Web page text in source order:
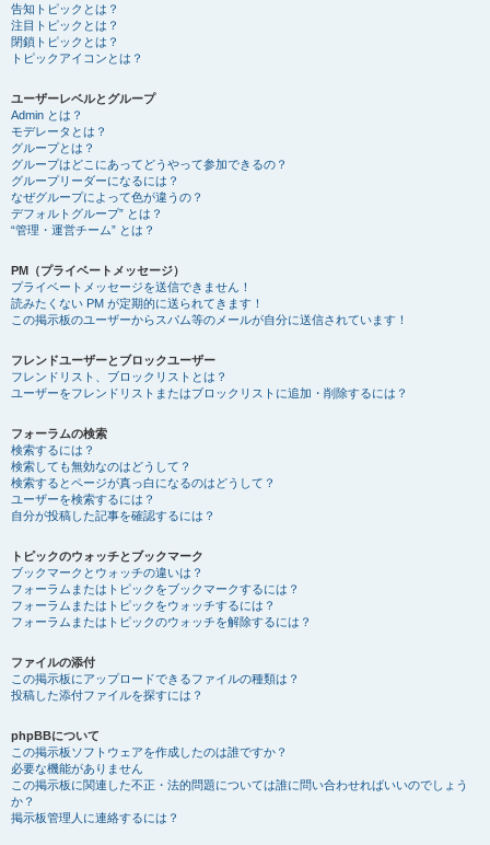
告知トピックとは？
注目トピックとは？
閉鎖トピックとは？
トピックアイコンとは？
ユーザーレベルとグループ
Admin とは？
モデレータとは？
グループとは？
グループはどこにあってどうやって参加できるの？
グループリーダーになるには？
なぜグループによって色が違うの？
デフォルトグループ” とは？
“管理・運営チーム” とは？
PM（プライベートメッセージ）
プライベートメッセージを送信できません！
読みたくない PM が定期的に送られてきます！
この掲示板のユーザーからスパム等のメールが自分に送信されています！
フレンドユーザーとブロックユーザー
フレンドリスト、ブロックリストとは？
ユーザーをフレンドリストまたはブロックリストに追加・削除するには？
フォーラムの検索
検索するには？
検索しても無効なのはどうして？
検索するとページが真っ白になるのはどうして？
ユーザーを検索するには？
自分が投稿した記事を確認するには？
トピックのウォッチとブックマーク
ブックマークとウォッチの違いは？
フォーラムまたはトピックをブックマークするには？
フォーラムまたはトピックをウォッチするには？
フォーラムまたはトピックのウォッチを解除するには？
ファイルの添付
この掲示板にアップロードできるファイルの種類は？
投稿した添付ファイルを探すには？
phpBBについて
この掲示板ソフトウェアを作成したのは誰ですか？
必要な機能がありません
この掲示板に関連した不正・法的問題については誰に問い合わせればいいのでしょう
か？
掲示板管理人に連絡するには？